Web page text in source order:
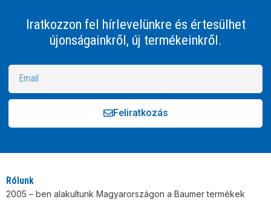
Iratkozzon fel hírlevelünkre és értesülhet
újonságainkről, új termékeinkről.
Feliratkozás
Rólunk
2005 – ben alakultunk Magyarországon a Baumer termékek